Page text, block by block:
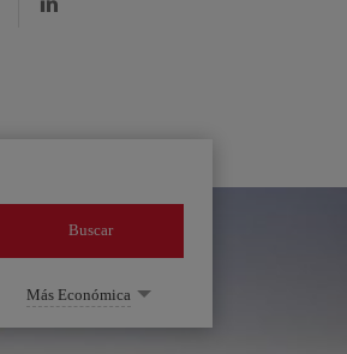
Buscar
Más Económica